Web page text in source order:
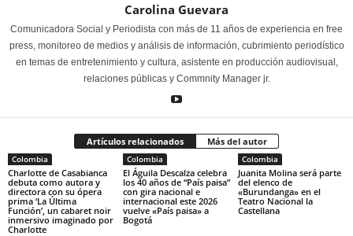
Carolina Guevara
Comunicadora Social y Periodista con más de 11 años de experiencia en free
press, monitoreo de medios y análisis de información, cubrimiento periodístico
en temas de entretenimiento y cultura, asistente en producción audiovisual,
relaciones públicas y Commnity Manager jr.
Artículos relacionados Más del autor
Colombia
Charlotte de Casabianca
debuta como autora y
directora con su ópera
prima ‘La Última
Función’, un cabaret noir
inmersivo imaginado por
Charlotte
Colombia
El Águila Descalza celebra
los 40 años de “País paisa”
con gira nacional e
internacional este 2026
vuelve «País paisa» a
Bogotá
Colombia
Juanita Molina será parte
del elenco de
«Burundanga» en el
Teatro Nacional la
Castellana